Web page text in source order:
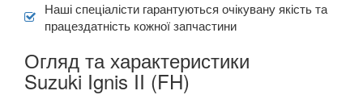
Наші спеціалісти гарантуються очікувану якість та
працездатність кожної запчастини
Огляд та характеристики
Suzuki Ignis II (FH)